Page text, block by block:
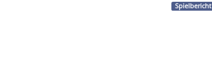
Spielbericht